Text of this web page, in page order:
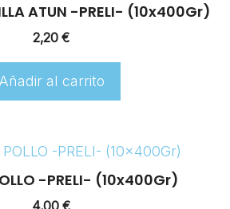
ATUN -PRELI- (10x400Gr)
2,20 €
Añadir al carrito
-PRELI- (10x400Gr)